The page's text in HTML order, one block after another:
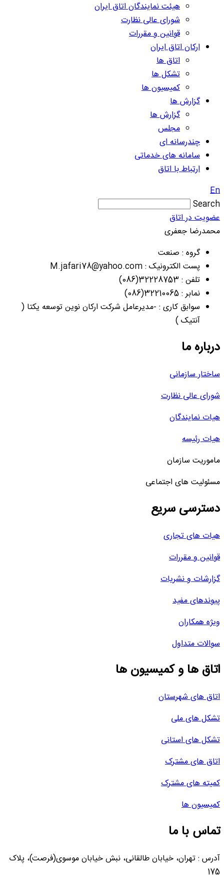
هیئت نمایندگان اتاق ایران
شورای عالی نظارت
قوانین و مقررات
ارکان اتاق ایران
اتاق ها
تشکل ها
کمیسیون ها
گزارش ها
گزارش ها
مجلس
چندرسانه ای
سامانه های خدماتی
ارتباط با اتاق
En
Search
عضویت در اتاق
محمدرضا جعفری
گروه : صنعت
پست الکترونیک : M.jafari78@yahoo.com
تلفن : 32228753(086)
نمابر : 32210065(086)
سوابق کاری : -مدیرعامل شرکت ارکان نوین توسعه یکتا (
آنتیک )
درباره ما
ساختار سازمانی
شورای عالی نظارت
هیات نمایندگان
هیات رئیسه
ماموریت سازمان
مسئولیت های اجتماعی
دسترسی سریع
هیات های تجاری
قوانین و مقررات
گزارشات و نشریات
پیوندهای مفید
ویژه همکاران
سوالات متداول
اتاق ها و کمیسیون ها
اتاق های شهرستان
تشکل های ملی
تشکل های استانی
اتاق های مشترک
کمیته های مشترک
کمیسیون ها
تماس با ما
آدرس : تهران، خیابان طالقانی، نبش خیابان موسوی(فرصت)، پلاک
175